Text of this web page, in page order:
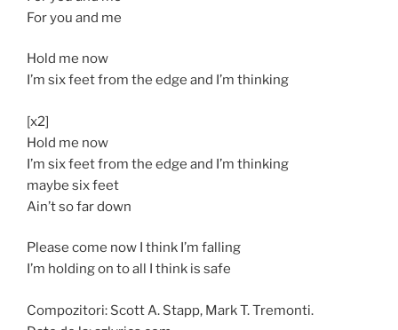
For you and me
Hold me now
I’m six feet from the edge and I’m thinking
[x2]
Hold me now
I’m six feet from the edge and I’m thinking
maybe six feet
Ain’t so far down
Please come now I think I’m falling
I’m holding on to all I think is safe
Compozitori: Scott A. Stapp, Mark T. Tremonti.